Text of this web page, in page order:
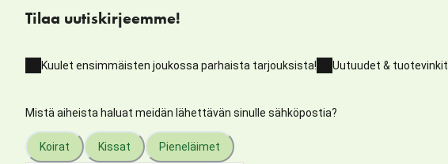
Tilaa uutiskirjeemme!
Kuulet ensimmäisten joukossa parhaista tarjouksista! Uutuudet & tuotevinkit
Mistä aiheista haluat meidän lähettävän sinulle sähköpostia?
Koirat Kissat Pieneläimet